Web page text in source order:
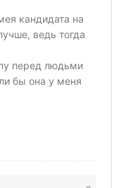
кандидата на
ведь тогда
перед людьми
бы она у меня